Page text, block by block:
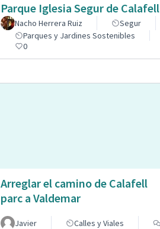
Parque Iglesia Segur de Calafell
Nacho Herrera Ruiz
Segur
Parques y Jardines Sostenibles
0
Arreglar el camino de Calafell
parc a Valdemar
Javier Calles y Viales